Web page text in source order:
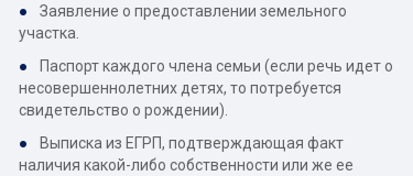
Заявление о предоставлении земельного
участка.
Паспорт каждого члена семьи (если речь идет о
несовершеннолетних детях, то потребуется
свидетельство о рождении).
Выписка из ЕГРП, подтверждающая факт
наличия какой-либо собственности или же ее